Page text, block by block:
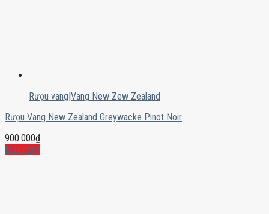
Rượu vang|Vang New Zew Zealand
Rượu Vang New Zealand Greywacke Pinot Noir
900.000₫
Mua ngay